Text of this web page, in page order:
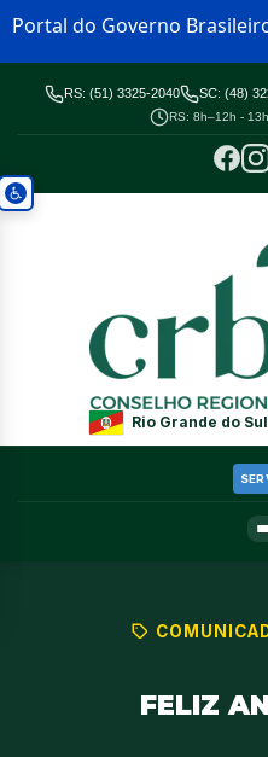
Portal do Governo
RS: (51) 3325-2040 SC: (48)
RS: 8h–12h -
Rio Grande do Sul
FELIZ